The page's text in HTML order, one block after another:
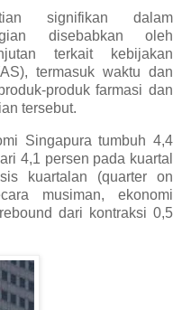
signifikan dalam
disebabkan oleh
terkait kebijakan
termasuk waktu dan
produk farmasi dan
tersebut.
Singapura tumbuh 4,4
4,1 persen pada kuartal
kuartalan (quarter on
musiman, ekonomi
dari kontraksi 0,5